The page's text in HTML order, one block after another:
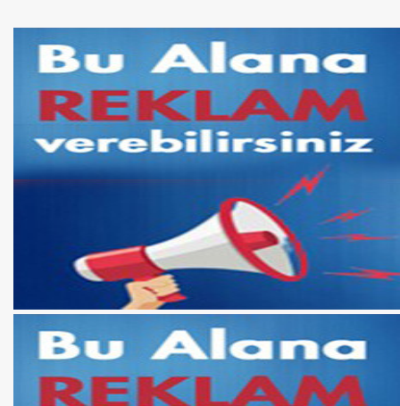
Şampiyon Melekleri Yaşatma
Derneği:Vicdanlarınız tutsak, kalemleriniz esir